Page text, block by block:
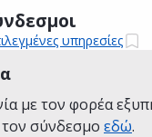
υπηρεσίες
με τον φορέα
σύνδεσμο εδώ.